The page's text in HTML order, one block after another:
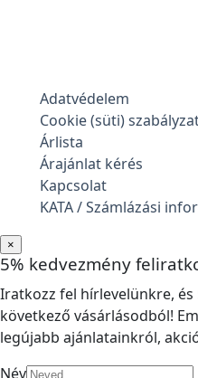
Adatvédelem
Cookie (süti)
Árlista
Árajánlat kérés
Kapcsolat
KATA / Számlázási
×
5% kedvezmény
Iratkozz fel hírlevelünkre, és
következő vásárlásodból!
legújabb ajánlatainkról,
Név